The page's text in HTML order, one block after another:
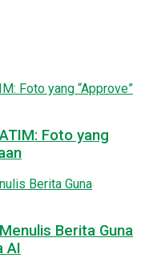
Foto yang
Berita Guna
AI